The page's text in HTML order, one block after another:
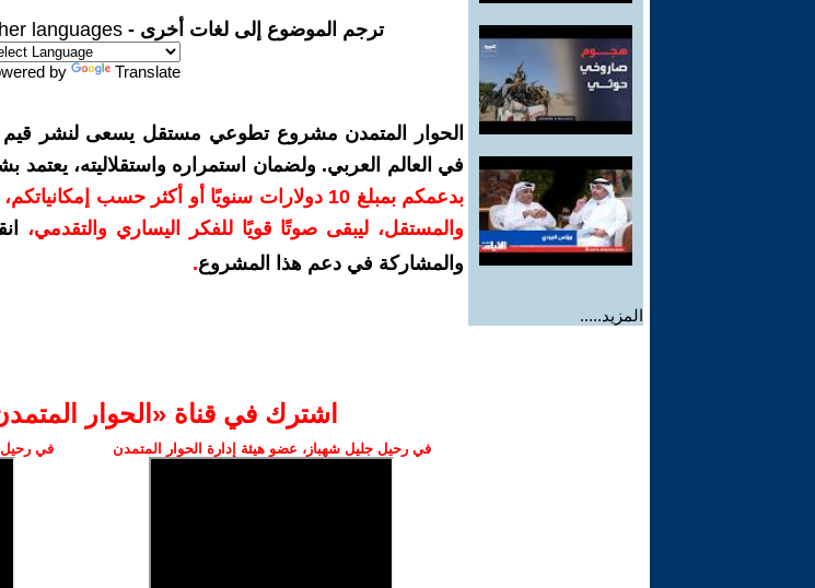
المزيد.....
ترجم الموضوع إلى لغات أخرى - languages
by Translate
الحوار المتمدن مشروع تطوعي مستقل يسعى لنشر قيم
في العالم العربي. ولضمان استمراره واستقلاليته،
بدعمكم بمبلغ 10 دولارات سنويًا أو أكثر حسب
والمستقل، ليبقى صوتًا قويًا للفكر اليساري والتقدمي،
والمشاركة في دعم هذا المشروع.
اشترك في قناة ‫«الحوار
في رحيل جليل شهباز، عضو هيئة إدارة الحوار المتمدن في رحيل